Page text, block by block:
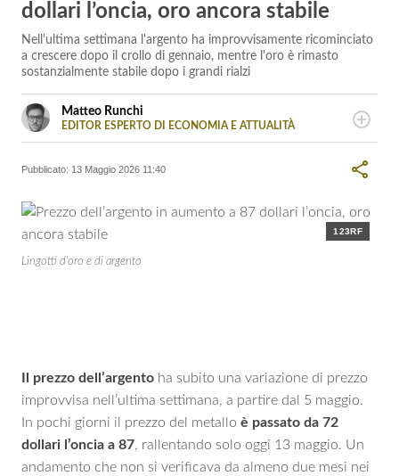
dollari l’oncia, oro ancora stabile
Nell'ultima settimana l'argento ha improvvisamente ricominciato
a crescere dopo il crollo di gennaio, mentre l'oro è rimasto
sostanzialmente stabile dopo i grandi rialzi
Matteo Runchi
EDITOR ESPERTO DI ECONOMIA E ATTUALITÀ
Redattore esperto di tecnologia e esteri, scrive di attualità,
Pubblicato: 13 Maggio 2026 11:40
123RF
Lingotti d'oro e di argento
Il prezzo dell’argento ha subito una variazione di prezzo
improvvisa nell’ultima settimana, a partire dal 5 maggio.
In pochi giorni il prezzo del metallo è passato da 72
dollari l’oncia a 87, rallentando solo oggi 13 maggio. Un
andamento che non si verificava da almeno due mesi nei